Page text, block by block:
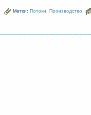
Метки: Потоки Производство